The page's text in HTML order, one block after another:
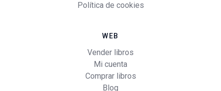
Política de cookies
WEB
Vender libros
Mi cuenta
Comprar libros
Blog